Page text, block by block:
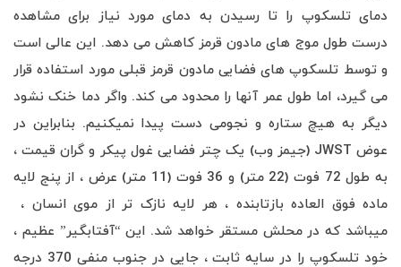
دمای تلسکوپ را تا رسیدن به دمای مورد نیاز برای مشاهده
درست طول موج های مادون قرمز کاهش می دهد. این عالی است
و توسط تلسکوپ های فضایی مادون قرمز قبلی مورد استفاده قرار
می گیرد، اما طول عمر آنها را محدود می کند. واگر دما خنک نشود
دیگر به هیچ ستاره و نجومی دست پیدا نمیکنیم. بنابراین در
عوض JWST (جیمز وب) یک چتر فضایی غول پیکر و گران قیمت ،
به طول 72 فوت (22 متر) و 36 فوت (11 متر) عرض ، از پنج لایه
ماده فوق العاده بازتابنده ، هر لایه نازک تر از موی انسان ،
میباشد که در محلش مستقر خواهد شد. این “آفتابگیر” عظیم ،
خود تلسکوپ را در سایه ثابت ، جایی در جنوب منفی 370 درجه